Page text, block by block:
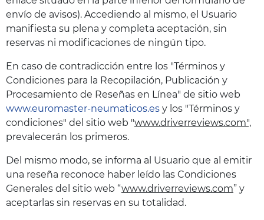
envío de avisos). Accediendo al mismo, el Usuario
manifiesta su plena y completa aceptación, sin
reservas ni modificaciones de ningún tipo.
En caso de contradicción entre los "Términos y
Condiciones para la Recopilación, Publicación y
Procesamiento de Reseñas en Línea" de sitio web
www.euromaster-neumaticos.es y los "Términos y
condiciones" del sitio web "www.driverreviews.com",
prevalecerán los primeros.
Del mismo modo, se informa al Usuario que al emitir
una reseña reconoce haber leído las Condiciones
Generales del sitio web “www.driverreviews.com” y
aceptarlas sin reservas en su totalidad.